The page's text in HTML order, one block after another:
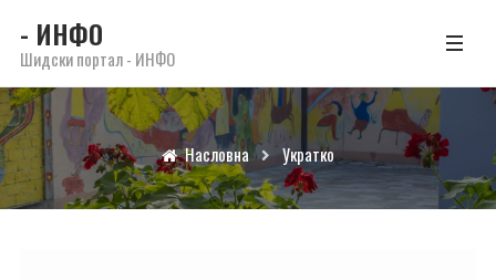
- ИНФО
Шидски портал - ИНФО
Насловна Укратко